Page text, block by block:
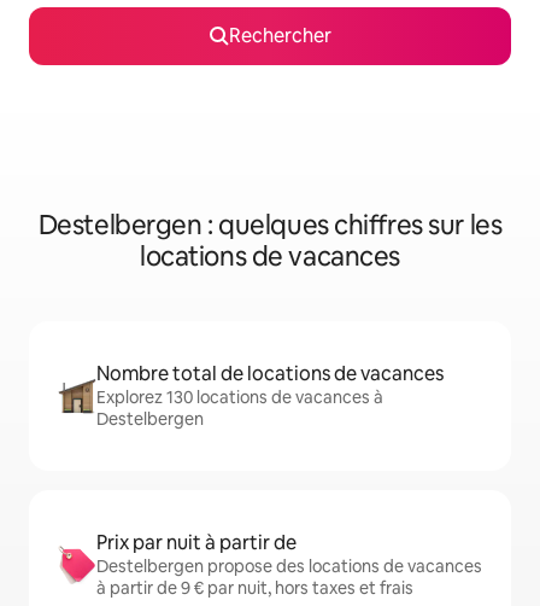
Rechercher
Destelbergen : quelques chiffres sur les
locations de vacances
Nombre total de locations de vacances
Explorez 130 locations de vacances à
Destelbergen
Prix par nuit à partir de
Destelbergen propose des locations de vacances
à partir de 9 € par nuit, hors taxes et frais